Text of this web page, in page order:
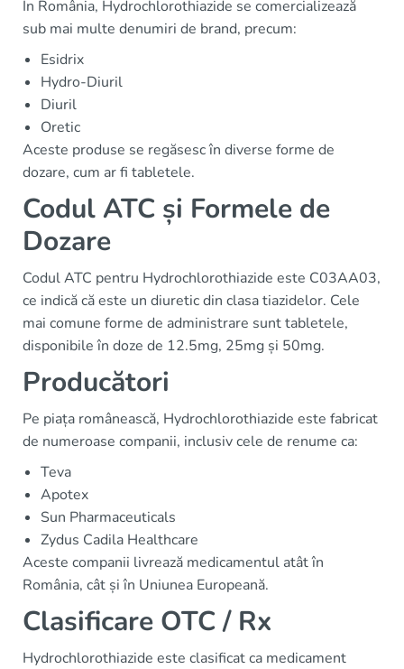
În România, Hydrochlorothiazide se comercializează
sub mai multe denumiri de brand, precum:
Esidrix
Hydro-Diuril
Diuril
Oretic
Aceste produse se regăsesc în diverse forme de
dozare, cum ar fi tabletele.
Codul ATC și Formele de
Dozare
Codul ATC pentru Hydrochlorothiazide este C03AA03,
ce indică că este un diuretic din clasa tiazidelor. Cele
mai comune forme de administrare sunt tabletele,
disponibile în doze de 12.5mg, 25mg și 50mg.
Producători
Pe piața românească, Hydrochlorothiazide este fabricat
de numeroase companii, inclusiv cele de renume ca:
Teva
Apotex
Sun Pharmaceuticals
Zydus Cadila Healthcare
Aceste companii livrează medicamentul atât în
România, cât și în Uniunea Europeană.
Clasificare OTC / Rx
Hydrochlorothiazide este clasificat ca medicament